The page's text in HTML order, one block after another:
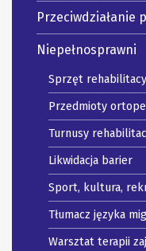
Przeciwdziałanie
Niepełnosprawni
Sprzęt
Przedmioty
Turnusy
Likwidacja barier
Sport, kultura,
Tłumacz języka
Warsztat terapii